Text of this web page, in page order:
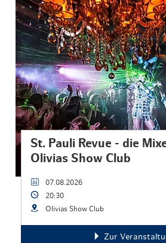
St. Pauli Revue - die
Olivias Show Club
07.08.2026
20:30
Olivias Show Club
Zur